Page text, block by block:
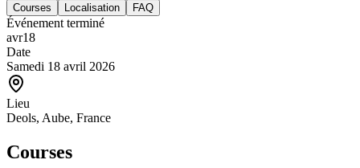
Courses Localisation FAQ
Événement terminé
avr18
Date
Samedi 18 avril 2026
Lieu
Deols, Aube, France
Courses